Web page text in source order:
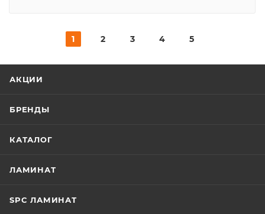
1 2 3 4 5
АКЦИИ
БРЕНДЫ
КАТАЛОГ
ЛАМИНАТ
SPC ЛАМИНАТ